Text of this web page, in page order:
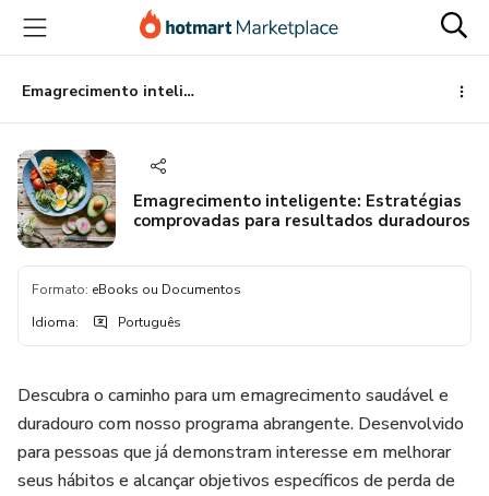
para
conteúdo
principal
para
pagamento
para
rodapé
Emagrecimento inteligente: Estratégias comprovadas para resultados duradouros
Emagrecimento inteligente: Estratégias
comprovadas para resultados duradouros
Formato: eBooks ou Documentos
Idioma: Português
Descubra o caminho para um emagrecimento saudável e
duradouro com nosso programa abrangente. Desenvolvido
para pessoas que já demonstram interesse em melhorar
seus hábitos e alcançar objetivos específicos de perda de